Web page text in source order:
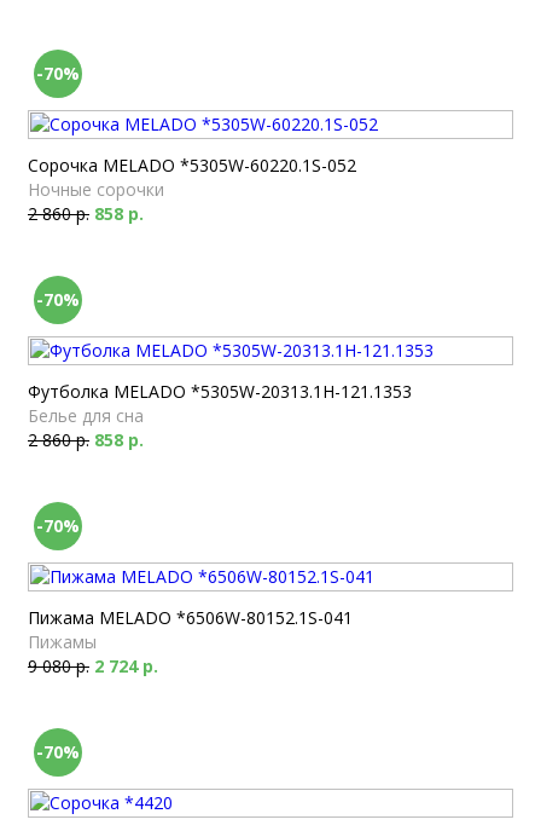
-70%
Сорочка MELADO *5305W-60220.1S-052
Ночные сорочки
2 860 р. 858 р.
-70%
Футболка MELADO *5305W-20313.1H-121.1353
Белье для сна
2 860 р. 858 р.
-70%
Пижама MELADO *6506W-80152.1S-041
Пижамы
9 080 р. 2 724 р.
-70%